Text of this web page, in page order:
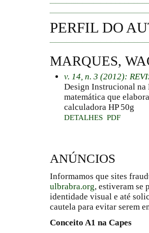
PERFIL DO
MARQUES,
v. 14, n. 3 (2012):
Design Instrucional na
matemática que
calculadora HP 50g
DETALHES PDF
ANÚNCIOS
Informamos que sites
ulbrabra.org, estiveram se
identidade visual e até
cautela para evitar serem
Conceito A1 na Capes